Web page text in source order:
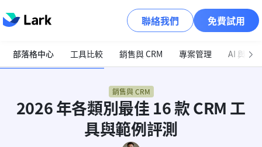
聯絡我們 免費試用
部落格中心 工具比較 銷售與 CRM 專案管理 AI 與自
銷售與 CRM
2026 年各類別最佳 16 款 CRM 工
具與範例評測